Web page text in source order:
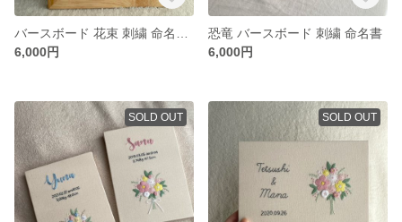
6,000円
恐竜 バースボード 刺繍 命名書
6,000円
SOLD OUT SOLD OUT